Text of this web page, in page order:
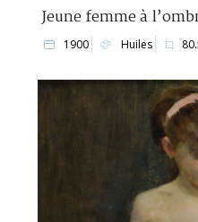
Jeune femme à
1900 Huiles